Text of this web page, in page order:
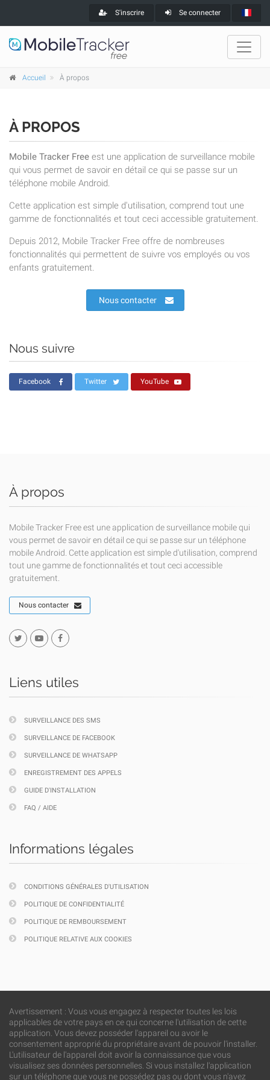
S'inscrire Se connecter
Accueil À propos
À PROPOS
Mobile Tracker Free est une application de surveillance mobile
qui vous permet de savoir en détail ce qui se passe sur un
téléphone mobile Android.
Cette application est simple d'utilisation, comprend tout une
gamme de fonctionnalités et tout ceci accessible gratuitement.
Depuis 2012, Mobile Tracker Free offre de nombreuses
fonctionnalités qui permettent de suivre vos employés ou vos
enfants gratuitement.
Nous contacter
Nous suivre
Facebook Twitter YouTube
À propos
Mobile Tracker Free est une application de surveillance mobile qui
vous permet de savoir en détail ce qui se passe sur un téléphone
mobile Android. Cette application est simple d'utilisation, comprend
tout une gamme de fonctionnalités et tout ceci accessible
gratuitement.
Nous contacter
Liens utiles
SURVEILLANCE DES SMS
SURVEILLANCE DE FACEBOOK
SURVEILLANCE DE WHATSAPP
ENREGISTREMENT DES APPELS
GUIDE D'INSTALLATION
FAQ / AIDE
Informations légales
CONDITIONS GÉNÉRALES D'UTILISATION
POLITIQUE DE CONFIDENTIALITÉ
POLITIQUE DE REMBOURSEMENT
POLITIQUE RELATIVE AUX COOKIES
Avertissement : Vous vous engagez à respecter toutes les lois
applicables de votre pays en ce qui concerne l'utilisation de cette
application. Vous devez posséder l'appareil ou avoir le
consentement approprié du propriétaire avant de pouvoir l'installer.
L'utilisateur de l'appareil doit avoir la connaissance que vous
visualisez ses données personnelles. Si vous installez l'application
sur un téléphone que vous ne possédez pas ou dont vous n'avez